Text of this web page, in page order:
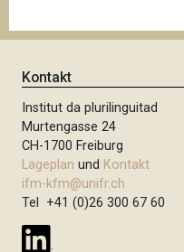
Kontakt
Institut da plurilinguitad
Murtengasse 24
CH-1700 Freiburg
Lageplan und Kontakt
ifm-kfm@unifr.ch
Tel +41 (0)26 300 67 60